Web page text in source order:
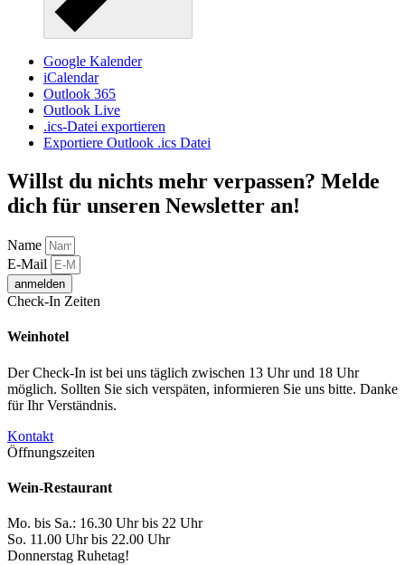
Google Kalender
iCalendar
Outlook 365
Outlook Live
.ics-Datei exportieren
Exportiere Outlook .ics Datei
Willst du nichts mehr verpassen? Melde
dich für unseren Newsletter an!
Name
E-Mail
anmelden
Check-In Zeiten
Weinhotel
Der Check-In ist bei uns täglich zwischen 13 Uhr und 18 Uhr
möglich. Sollten Sie sich verspäten, informieren Sie uns bitte. Danke
für Ihr Verständnis.
Kontakt
Öffnungszeiten
Wein-Restaurant
Mo. bis Sa.: 16.30 Uhr bis 22 Uhr
So. 11.00 Uhr bis 22.00 Uhr
Donnerstag Ruhetag!